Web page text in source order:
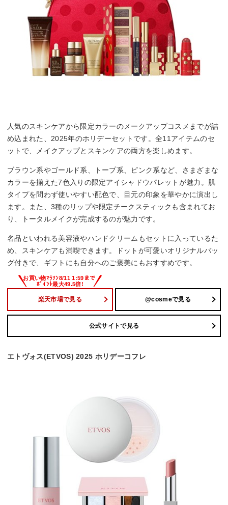
人気のスキンケアから限定カラーのメークアップコスメまでが詰
め込まれた、2025年のホリデーセットです。全11アイテムのセ
ットで、メイクアップとスキンケアの両方を楽しめます。
ブラウン系やゴールド系、トープ系、ピンク系など、さまざまな
カラーを揃えた7色入りの限定アイシャドウパレットが魅力。肌
タイプを問わず使いやすい配色で、目元の印象を華やかに演出し
ます。また、3種のリップや限定チークスティックも含まれてお
り、トータルメイクが完成するのが魅力です。
名品といわれる美容液やハンドクリームもセットに入っているた
め、スキンケアも満喫できます。ドットが可愛いオリジナルバッ
グ付きで、ギフトにも自分へのご褒美にもおすすめです。
楽天市場で見る @cosmeで見る
公式サイトで見る
エトヴォス(ETVOS) 2025 ホリデーコフレ